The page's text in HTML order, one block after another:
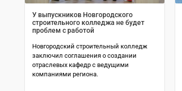
У выпускников Новгородского
строительного колледжа не будет
проблем с работой
Новгородский строительный колледж
заключил соглашения о создании
отраслевых кафедр с ведущими
компаниями региона.